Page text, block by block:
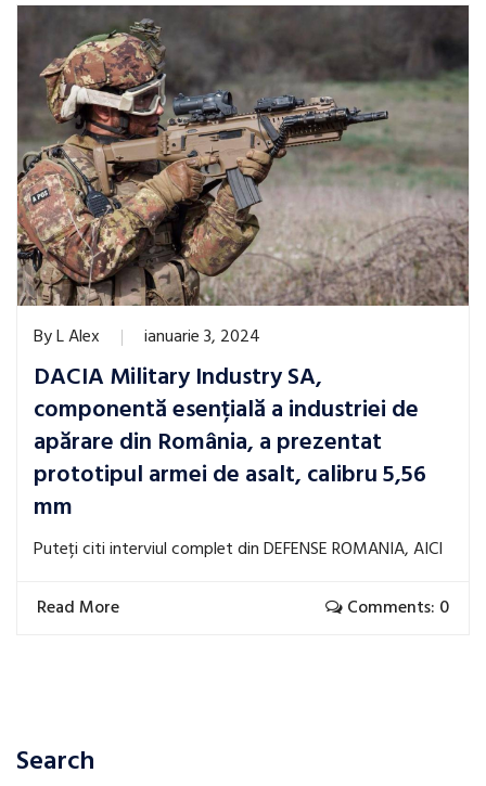
ByL Alex ianuarie 3, 2024
DACIA Military Industry SA,
componentă esențială a industriei de
apărare din România, a prezentat
prototipul armei de asalt, calibru 5,56
mm
Puteți citi interviul complet din DEFENSE ROMANIA, AICI
Read More Comments: 0
Search